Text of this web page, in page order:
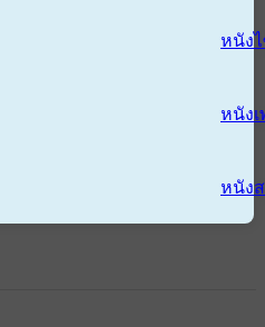
หนัง
หนังเ
หนัง